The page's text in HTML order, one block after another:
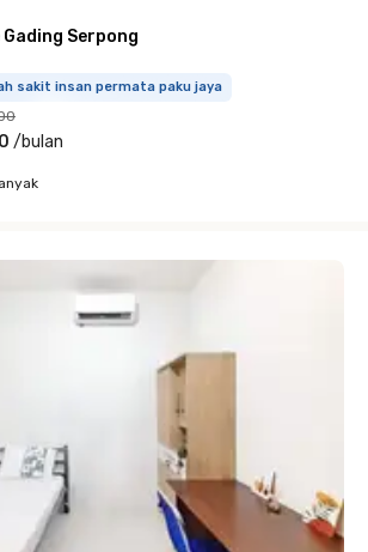
Serpong
sakit insan permata paku jaya
/bulan